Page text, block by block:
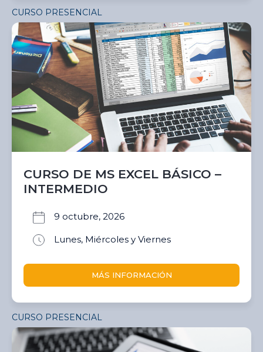
CURSO PRESENCIAL
CURSO DE MS EXCEL BÁSICO –
INTERMEDIO
9 octubre, 2026
Lunes, Miércoles y Viernes
MÁS INFORMACIÓN
CURSO PRESENCIAL